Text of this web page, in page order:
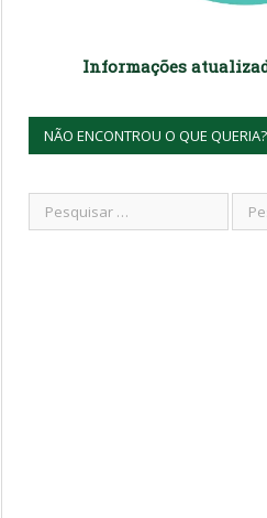
Informações
NÃO ENCONTROU O QUE QUERIA?